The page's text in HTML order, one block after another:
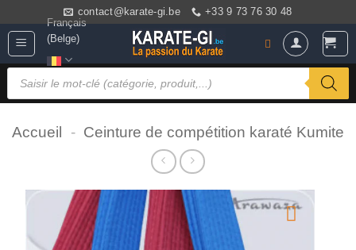
to
content
contact@karate-gi.be
+33 9 73 76 30 48
Français
(Belge)
Products
search
Accueil - Ceinture de compétition karaté Kumite